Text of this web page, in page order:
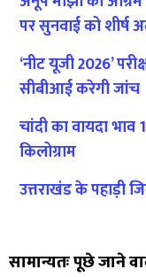
पर सुनवाई को शीर्ष
‘नीट यूजी 2026’
सीबीआई करेगी जांच
चांदी का वायदा
किलोग्राम
उत्तराखंड के पहाड़ी
सामान्यतः पूछे जाने